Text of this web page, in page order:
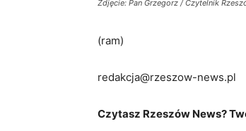
Zdjęcie: Pan Grzegorz / Czytelnik
(ram)
redakcja@rzeszow-news.pl
Czytasz Rzeszów News?